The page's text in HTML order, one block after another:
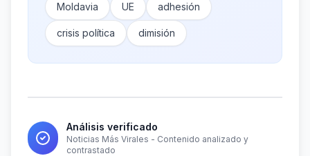
Moldavia UE adhesión
crisis política dimisión
Análisis verificado
Noticias Más Virales - Contenido analizado y
contrastado